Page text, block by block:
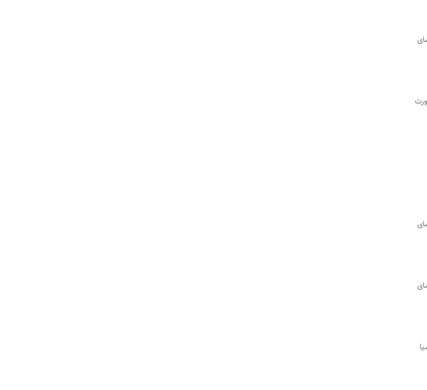
فضای
۲ امشب به‌صورت
فضای
فضای